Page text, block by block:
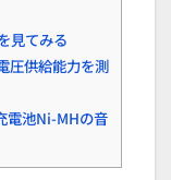
見てみる
圧供給能力を測
電池Ni-MHの音